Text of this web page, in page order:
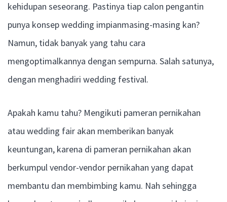
kehidupan seseorang. Pastinya tiap calon pengantin
punya konsep wedding impianmasing-masing kan?
Namun, tidak banyak yang tahu cara
mengoptimalkannya dengan sempurna. Salah satunya,
dengan menghadiri wedding festival.
Apakah kamu tahu? Mengikuti pameran pernikahan
atau wedding fair akan memberikan banyak
keuntungan, karena di pameran pernikahan akan
berkumpul vendor-vendor pernikahan yang dapat
membantu dan membimbing kamu. Nah sehingga